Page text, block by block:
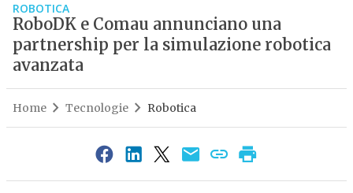
ROBOTICA
RoboDK e Comau annunciano una
partnership per la simulazione robotica
avanzata
Home Tecnologie Robotica